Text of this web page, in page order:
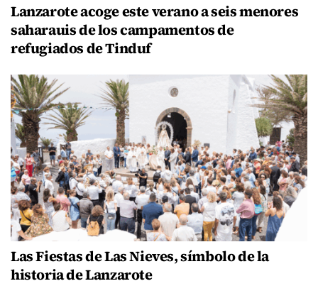
Lanzarote acoge este verano a seis menores
saharauis de los campamentos de
refugiados de Tinduf
Las Fiestas de Las Nieves, símbolo de la
historia de Lanzarote